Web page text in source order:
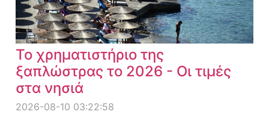
Το χρηματιστήριο της
ξαπλώστρας το 2026 - Οι τιμές
στα νησιά
2026-08-10 03:22:58